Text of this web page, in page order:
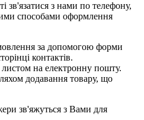
з нами по телефону,
способами оформлення
за допомогою форми
контактів.
на електронну пошту.
додавання товару, що
зв'яжуться з Вами для